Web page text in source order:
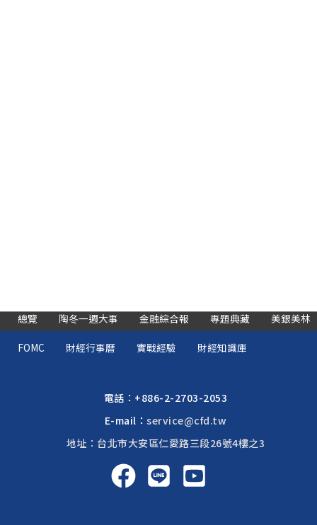
總覽 陶冬一週大事 金融綜合報 專題典藏 美銀美林
FOMC 財經行事曆 實戰經驗 財經知識庫
電話： +886-2-2703-2053
E-mail：service@cfd.tw
地址：台北市大安區仁愛路三段26號4樓之3